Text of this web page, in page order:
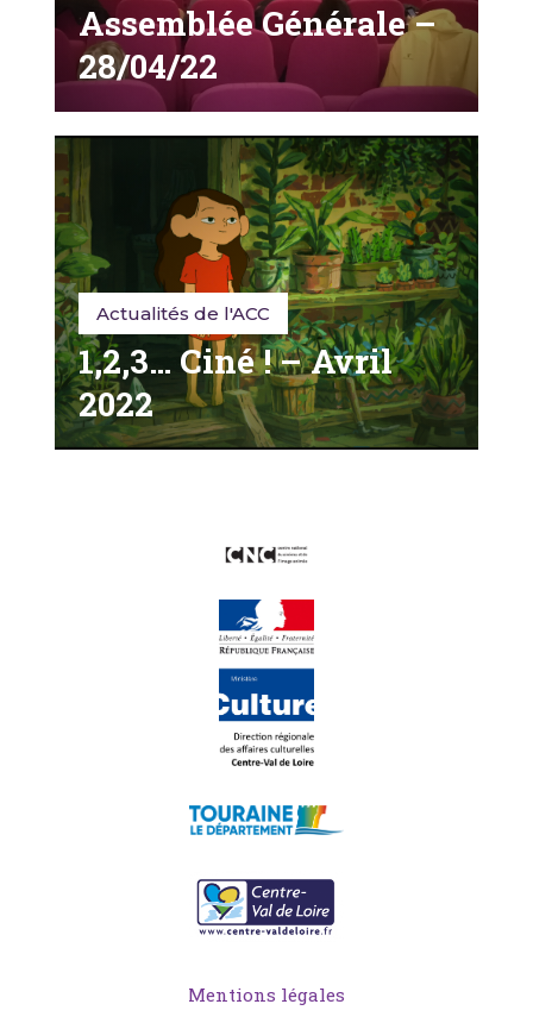
Assemblée Générale –
28/04/22
Actualités de l'ACC
1,2,3… Ciné ! – Avril
2022
Mentions légales